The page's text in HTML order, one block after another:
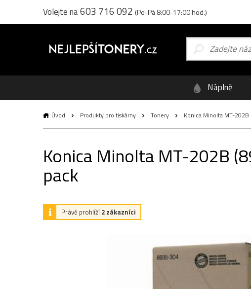
Volejte na603 716 092 (Po-Pá 8:00-17:00 hod.)
Náplně
Úvod Produkty pro tiskárny Tonery Konica Minolta MT-
Konica Minolta MT-202B
pack
Právě prohlíží2 zákazníci